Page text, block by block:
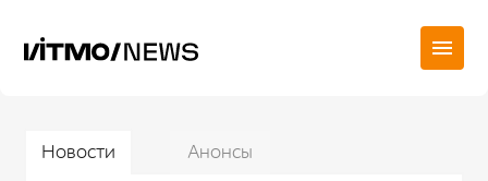
Новости Анонсы